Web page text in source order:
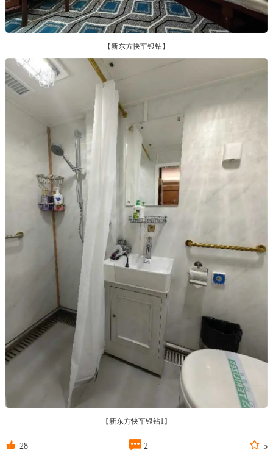
【新东方快车银钻】
【新东方快车银钻1】
 28  2  5